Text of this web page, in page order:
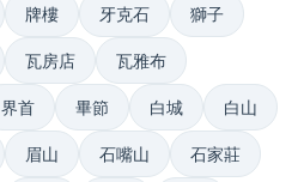
牌樓 牙克石 獅子
瓦房店 瓦雅布
界首 畢節 白城 白山
眉山 石嘴山 石家莊